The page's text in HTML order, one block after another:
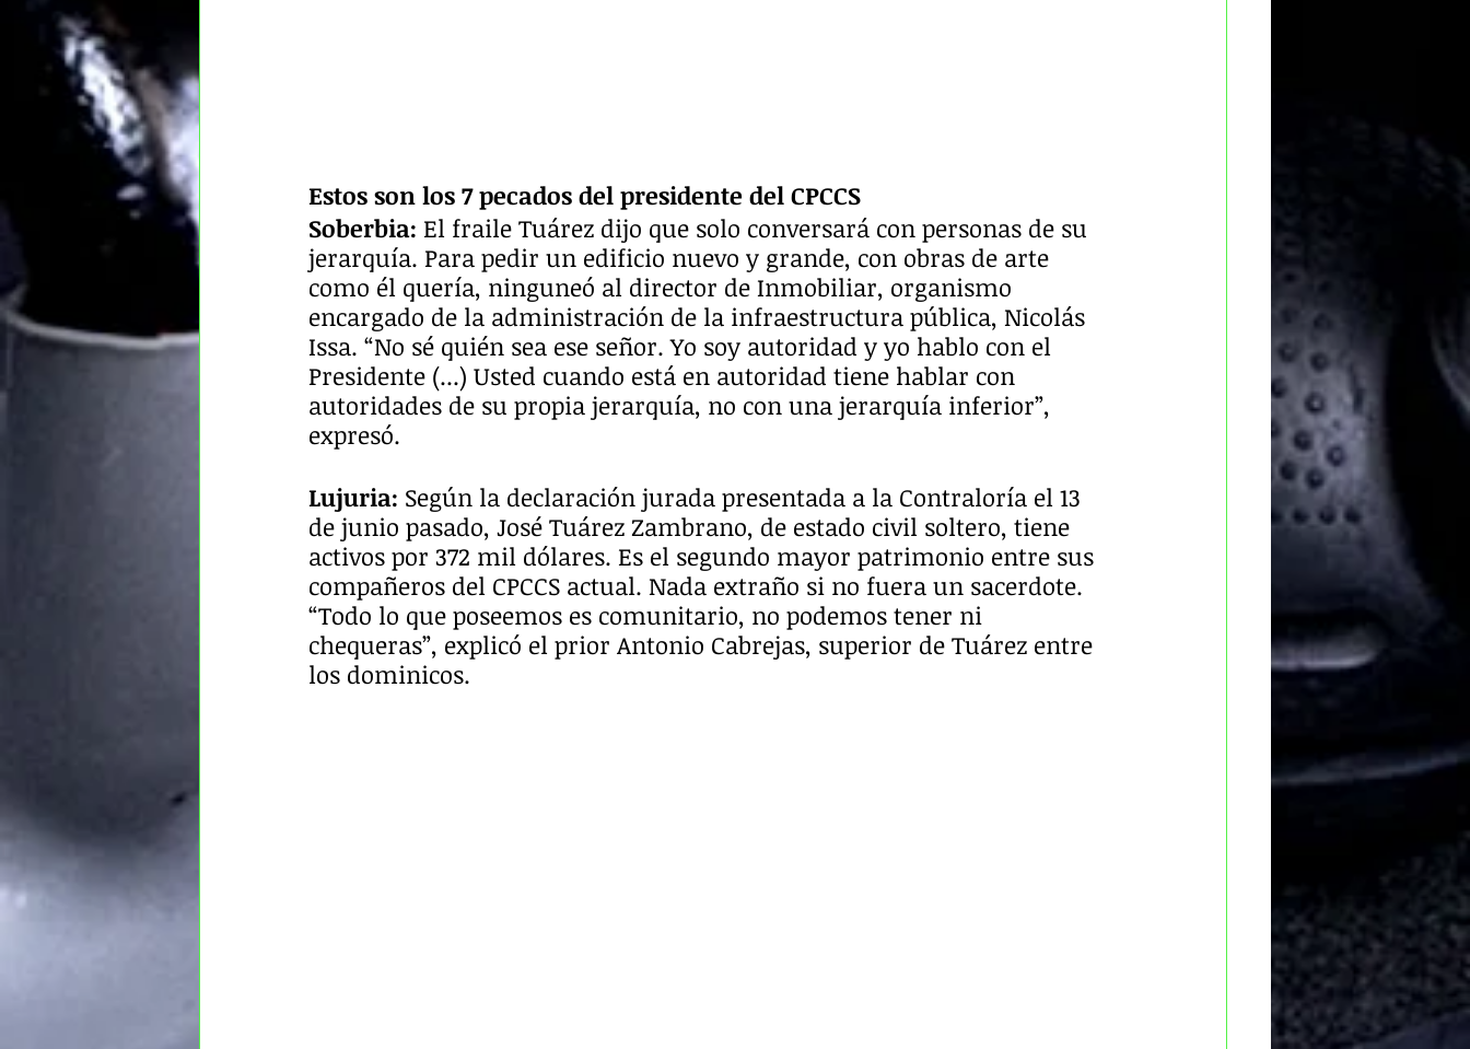
Estos son los 7 pecados del presidente del CPCCS
Soberbia: El fraile Tuárez dijo que solo conversará con personas de su
jerarquía. Para pedir un edificio nuevo y grande, con obras de arte
como él quería, ninguneó al director de Inmobiliar, organismo
encargado de la administración de la infraestructura pública, Nicolás
Issa. “No sé quién sea ese señor. Yo soy autoridad y yo hablo con el
Presidente (...) Usted cuando está en autoridad tiene hablar con
autoridades de su propia jerarquía, no con una jerarquía inferior”,
expresó.
Lujuria: Según la declaración jurada presentada a la Contraloría el 13
de junio pasado, José Tuárez Zambrano, de estado civil soltero, tiene
activos por 372 mil dólares. Es el segundo mayor patrimonio entre sus
compañeros del CPCCS actual. Nada extraño si no fuera un sacerdote.
“Todo lo que poseemos es comunitario, no podemos tener ni
chequeras”, explicó el prior Antonio Cabrejas, superior de Tuárez entre
los dominicos.